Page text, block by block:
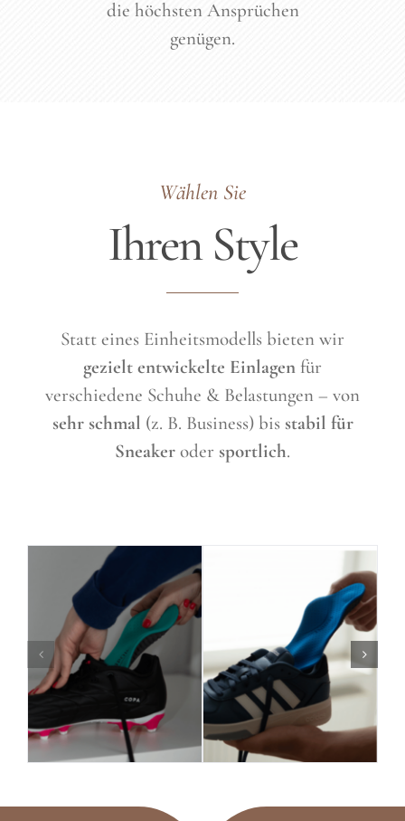
die höchsten Ansprüchen
genügen.
Wählen Sie
Ihren Style
Statt eines Einheitsmodells bieten wir
gezielt entwickelte Einlagen für
verschiedene Schuhe & Belastungen – von
sehr schmal (z. B. Business) bis stabil für
Sneaker oder sportlich.